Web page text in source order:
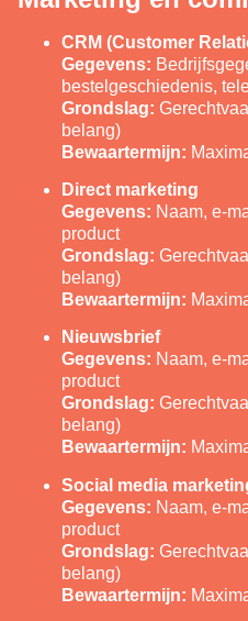
CRM (Customer
Gegevens:
bestelgeschiedenis,
Grondslag:
belang)
Bewaartermijn:
Direct marketing
Gegevens: Naam, e-
product
Grondslag:
belang)
Bewaartermijn:
Nieuwsbrief
Gegevens: Naam, e-
product
Grondslag:
belang)
Bewaartermijn:
Social media
Gegevens: Naam, e-
product
Grondslag:
belang)
Bewaartermijn: